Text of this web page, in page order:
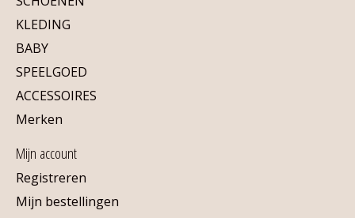
KLEDING
BABY
SPEELGOED
ACCESSOIRES
Merken
Mijn account
Registreren
Mijn bestellingen